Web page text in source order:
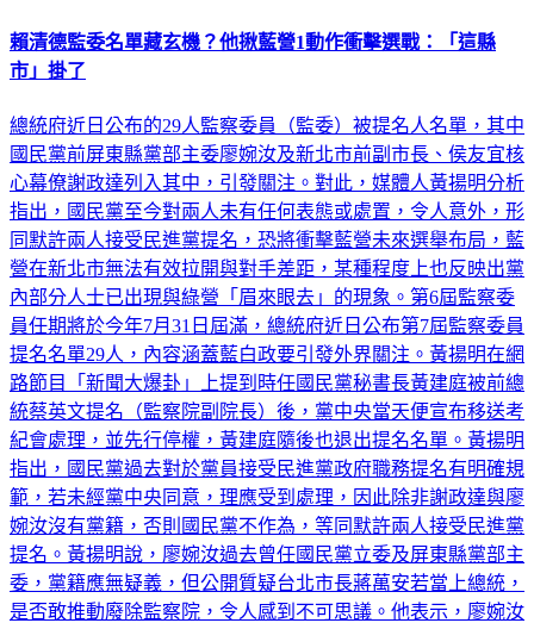
賴清德監委名單藏玄機？他揪藍營1動作衝擊選戰：「這縣
市」掛了
總統府近日公布的29人監察委員（監委）被提名人名單，其中
國民黨前屏東縣黨部主委廖婉汝及新北市前副市長、侯友宜核
心幕僚謝政達列入其中，引發關注。對此，媒體人黃揚明分析
指出，國民黨至今對兩人未有任何表態或處置，令人意外，形
同默許兩人接受民進黨提名，恐將衝擊藍營未來選舉布局，藍
營在新北市無法有效拉開與對手差距，某種程度上也反映出黨
內部分人士已出現與綠營「眉來眼去」的現象。第6屆監察委
員任期將於今年7月31日屆滿，總統府近日公布第7屆監察委員
提名名單29人，內容涵蓋藍白政要引發外界關注。黃揚明在網
路節目「新聞大爆卦」上提到時任國民黨秘書長黃建庭被前總
統蔡英文提名（監察院副院長）後，黨中央當天便宣布移送考
紀會處理，並先行停權，黃建庭隨後也退出提名名單。黃揚明
指出，國民黨過去對於黨員接受民進黨政府職務提名有明確規
範，若未經黨中央同意，理應受到處理，因此除非謝政達與廖
婉汝沒有黨籍，否則國民黨不作為，等同默許兩人接受民進黨
提名。黃揚明說，廖婉汝過去曾任國民黨立委及屏東縣黨部主
委，黨籍應無疑義，但公開質疑台北市長蔣萬安若當上總統，
是否敢推動廢除監察院，令人感到不可思議。他表示，廖婉汝